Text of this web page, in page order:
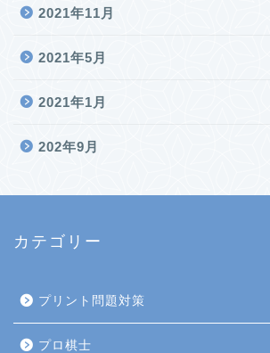
2021年11月
2021年5月
2021年1月
202年9月
カテゴリー
プリント問題対策
プロ棋士